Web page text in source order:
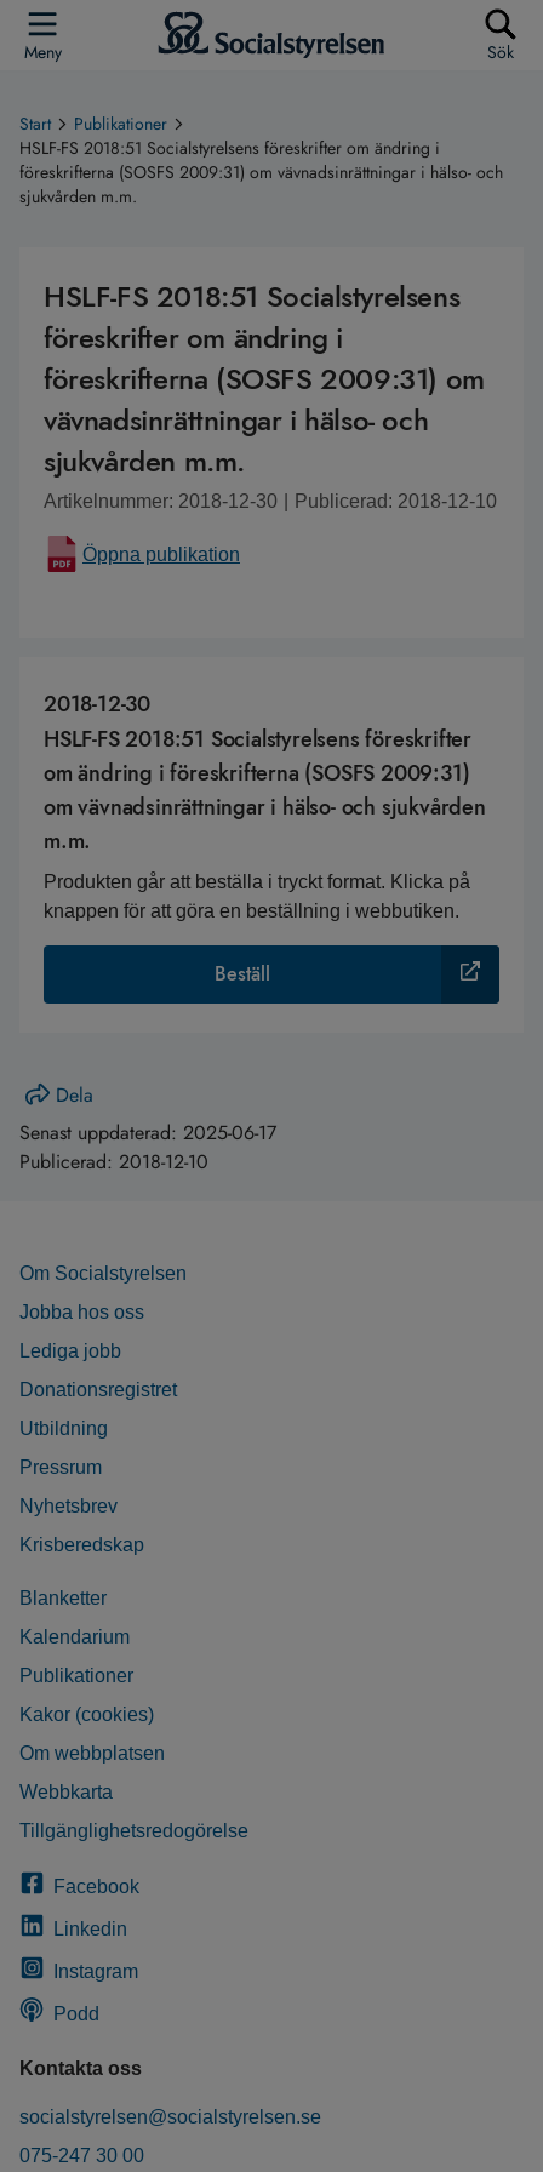
Meny Sök
Start
Publikationer
HSLF-FS 2018:51 Socialstyrelsens föreskrifter om ändring i
föreskrifterna (SOSFS 2009:31) om vävnadsinrättningar i hälso- och
sjukvården m.m.
HSLF-FS 2018:51 Socialstyrelsens
föreskrifter om ändring i
föreskrifterna (SOSFS 2009:31) om
vävnadsinrättningar i hälso- och
sjukvården m.m.
Artikelnummer: 2018-12-30 Publicerad: 2018-12-10
Öppna publikation
2018-12-30
HSLF-FS 2018:51 Socialstyrelsens föreskrifter
om ändring i föreskrifterna (SOSFS 2009:31)
om vävnadsinrättningar i hälso- och sjukvården
m.m.
Produkten går att beställa i tryckt format. Klicka på
knappen för att göra en beställning i webbutiken.
Beställ
Dela
Senast uppdaterad: 2025-06-17
Publicerad: 2018-12-10
Om Socialstyrelsen
Jobba hos oss
Lediga jobb
Donationsregistret
Utbildning
Pressrum
Nyhetsbrev
Krisberedskap
Blanketter
Kalendarium
Publikationer
Kakor (cookies)
Om webbplatsen
Webbkarta
Tillgänglighetsredogörelse
Facebook
Linkedin
Instagram
Podd
Kontakta oss
socialstyrelsen@socialstyrelsen.se
075-247 30 00